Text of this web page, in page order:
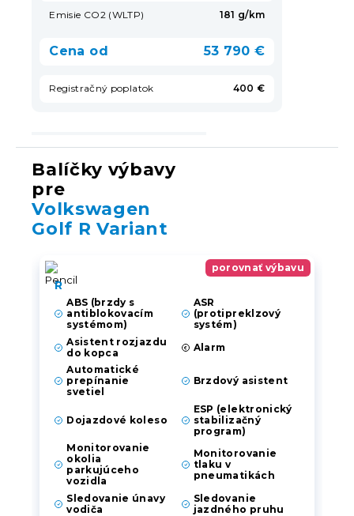
Emisie CO2 (WLTP) 181 g/km
Cena od 53 790 €
Registračný poplatok 400 €
Balíčky výbavy
pre
Volkswagen
Golf R Variant
porovnať výbavu
R
ABS (brzdy s
antiblokovacím
systémom)
ASR
(protipreklzový
systém)
Asistent rozjazdu
do kopca
Alarm
Automatické
prepínanie
svetiel
Brzdový asistent
Dojazdové koleso
ESP (elektronický
stabilizačný
program)
Monitorovanie
okolia
parkujúceho
vozidla
Monitorovanie
tlaku v
pneumatikách
Sledovanie únavy
vodiča
Sledovanie
jazdného pruhu